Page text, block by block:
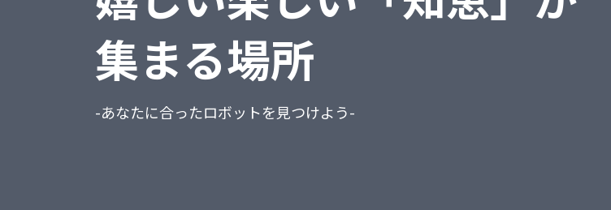
教育、学習支援業
医療、福祉
人事奉行
PCA商魂DX
集まる場所
-あなたに合ったロボットを見つけよう-